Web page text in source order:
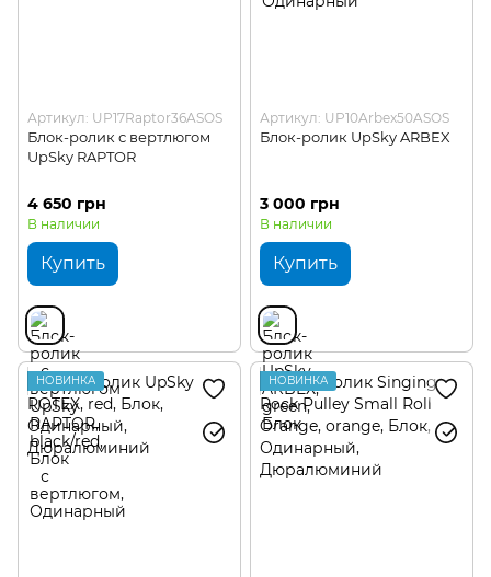
Артикул: UP17Raptor36ASOS
Блок-ролик с вертлюгом
UpSky RAPTOR
4 650 грн
В наличии
Купить
Артикул: UP10Arbex50ASOS
Блок-ролик UpSky ARBEX
3 000 грн
В наличии
Купить
НОВИНКА НОВИНКА